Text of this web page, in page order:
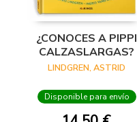
¿CONOCES A PIPPI
CALZASLARGAS?
LINDGREN, ASTRID
Disponible para envío